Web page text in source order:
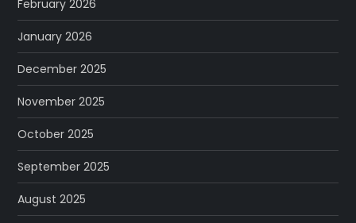
February 2026
January 2026
December 2025
November 2025
October 2025
September 2025
August 2025